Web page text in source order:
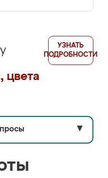
УЗНАТЬ
ПОДРОБНОСТИ
▼